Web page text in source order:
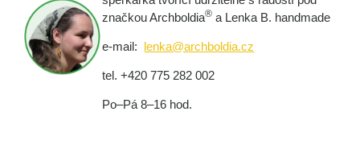
značkou Archboldia® a Lenka B. handmade
e-mail: lenka@archboldia.cz
tel. +420 775 282 002
Po–Pá 8–16 hod.